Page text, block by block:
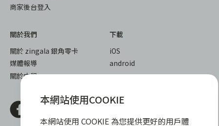
商家後台登入
關於我們
關於 zingala 銀角零卡
媒體報導
關於中租
下載
iOS
android
本網站使用COOKIE
本網站使用 COOKIE 為您提供更好的用戶體